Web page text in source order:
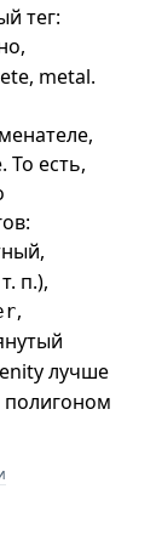
тег:
metal.
То есть,
п.),
,
лучше
полигоном